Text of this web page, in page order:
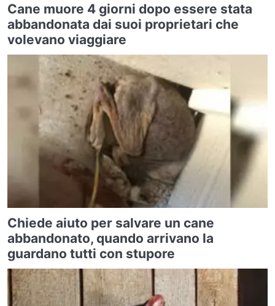
Cane muore 4 giorni dopo essere stata
abbandonata dai suoi proprietari che
volevano viaggiare
Chiede aiuto per salvare un cane
abbandonato, quando arrivano la
guardano tutti con stupore